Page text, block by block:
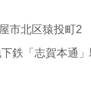
市北区猿投町2
鉄「志賀本通